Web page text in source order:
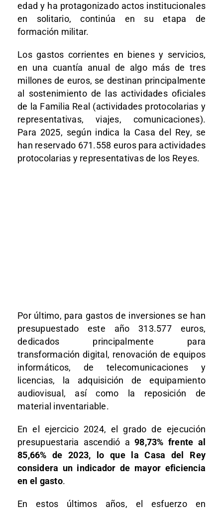
edad y ha protagonizado actos institucionales
en solitario, continúa en su etapa de
formación militar.
Los gastos corrientes en bienes y servicios,
en una cuantía anual de algo más de tres
millones de euros, se destinan principalmente
al sostenimiento de las actividades oficiales
de la Familia Real (actividades protocolarias y
representativas, viajes, comunicaciones).
Para 2025, según indica la Casa del Rey, se
han reservado 671.558 euros para actividades
protocolarias y representativas de los Reyes.
Por último, para gastos de inversiones se han
presupuestado este año 313.577 euros,
dedicados principalmente para
transformación digital, renovación de equipos
informáticos, de telecomunicaciones y
licencias, la adquisición de equipamiento
audiovisual, así como la reposición de
material inventariable.
En el ejercicio 2024, el grado de ejecución
presupuestaria ascendió a98,73% frente al
85,66% de 2023, lo que la Casa del Rey
considera un indicador de mayor eficiencia
en el gasto.
En estos últimos años, el esfuerzo en